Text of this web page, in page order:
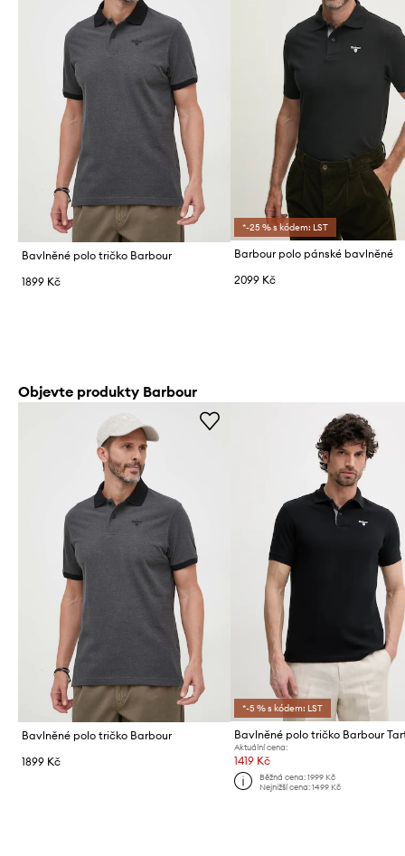
Bavlněné polo tričko Barbour
1899 Kč
*-25 % s kódem: LST
Barbour polo pánské bavlněné
2099 Kč
Objevte produkty Barbour
Bavlněné polo tričko Barbour
1899 Kč
*-5 % s kódem: LST
Aktuální cena:
1419 Kč
Běžná cena: 1999 Kč
Nejnižší cena: 1499 Kč